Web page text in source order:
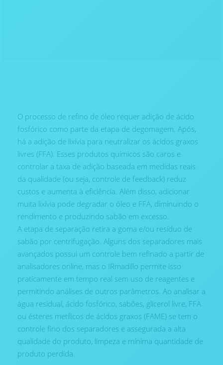
O processo de refino de óleo requer adição de ácido
fosfórico como parte da etapa de degomagem. Após,
há a adição de lixívia para neutralizar os ácidos graxos
livres (FFA). Esses produtos químicos são caros e
controlar a taxa de adição baseada em medidas reais
da qualidade (ou seja, controle de feedback) reduz
custos e aumenta à eficiência. Além disso, adicionar
muita lixívia pode degradar o óleo e FFA, diminuindo o
rendimento e produzindo sabão em excesso.
A etapa de separação retira a goma e/ou resíduo de
sabão por centrifugação. Alguns dos separadores mais
avançados possui um controle bem refinado a partir de
analisadores online, mas o IRmadillo permite isso
praticamente em tempo real sem uso de reagentes e
permitindo análises de outros parâmetros. Ao analisar a
água residual, ácido fosfórico, sabões, glicerol livre, FFA
ou ésteres metílicos de ácidos graxos (FAME) se tem o
controle fino dos separadores e assegurada a alta
qualidade do produto, limpeza e mínima quantidade de
produto perdida.